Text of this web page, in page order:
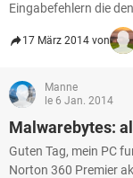
Eingabefehlern die
17 März 2014 von
Manne
le 6 Jan. 2014
Malwarebytes:
Guten Tag, mein PC
Norton 360 Premier